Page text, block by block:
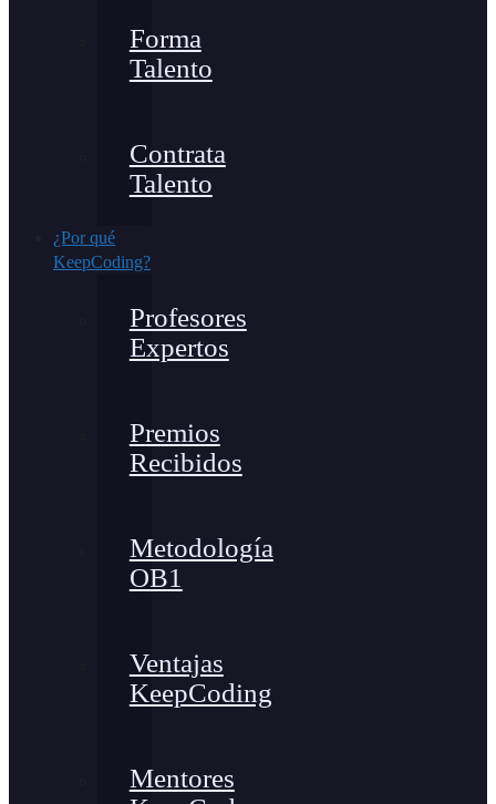
Forma
Talento
Contrata
Talento
¿Por qué
KeepCoding?
Profesores
Expertos
Premios
Recibidos
Metodología
OB1
Ventajas
KeepCoding
Mentores